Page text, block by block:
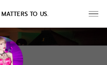
TO US.